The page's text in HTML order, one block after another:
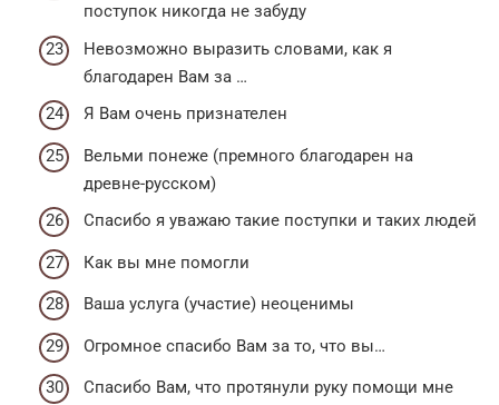
поступок никогда не забуду
Невозможно выразить словами, как я
благодарен Вам за …
Я Вам очень признателен
Вельми понеже (премного благодарен на
древне-русском)
Спасибо я уважаю такие поступки и таких людей
Как вы мне помогли
Ваша услуга (участие) неоценимы
Огромное спасибо Вам за то, что вы…
Спасибо Вам, что протянули руку помощи мне